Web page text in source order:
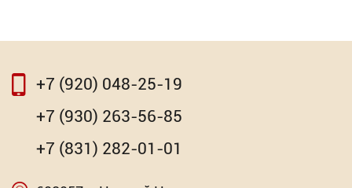
⇦
Очки открытого типа KRAFTOOL
⇨
⇦
+7 (920) 048-25-19
+7 (930) 263-56-85
+7 (831) 282-01-01